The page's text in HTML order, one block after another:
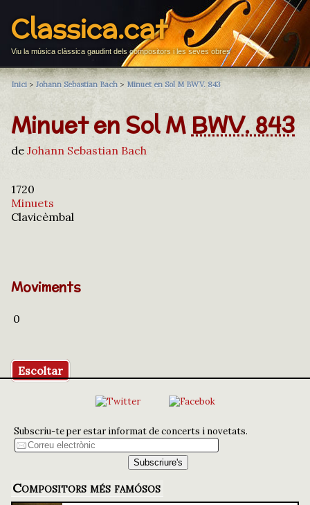
Classica.cat
Viu la música clàssica gaudint dels compositors i les seves obres
Inici > Johann Sebastian Bach > Minuet en Sol M BWV. 843
Minuet en Sol M BWV. 843
de Johann Sebastian Bach
1720
Minuets
Clavicèmbal
Moviments
0
Escoltar
Subscriu-te per estar informat de concerts i novetats.
Compositors més famósos